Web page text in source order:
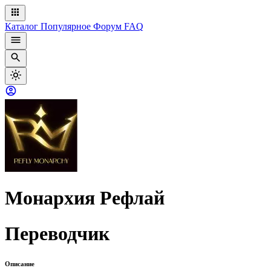
Каталог Популярное Форум FAQ
Монархия Рефлай
Переводчик
Описание